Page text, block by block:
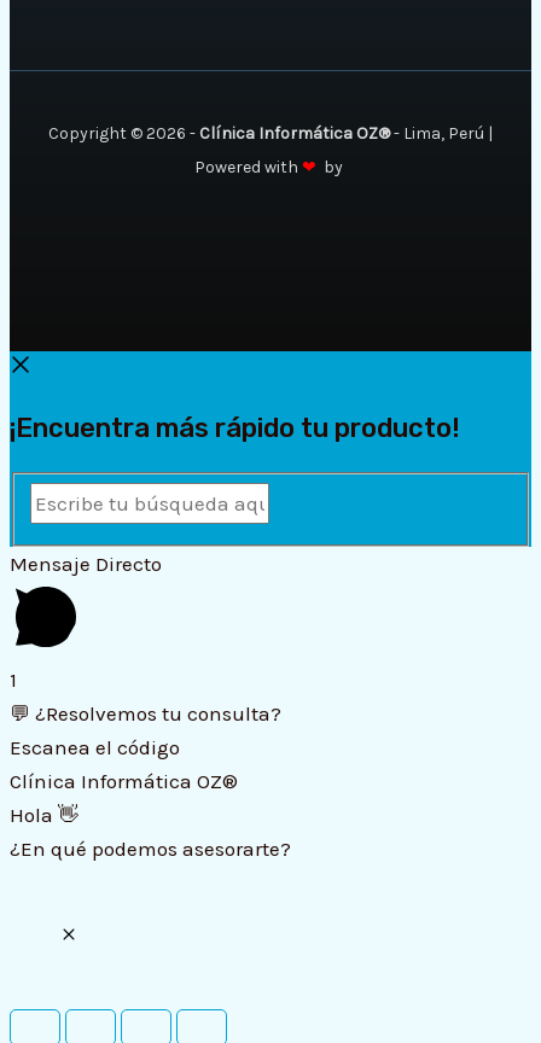
Copyright © 2026 - Clínica Informática OZ®- Lima, Perú |
Powered with ❤ by
¡Encuentra más rápido tu producto!
Escribe
tu
búsqueda
aquí
Mensaje Directo
1
💬 ¿Resolvemos tu consulta?
Escanea el código
Clínica Informática OZ®
Hola 👋
¿En qué podemos asesorarte?